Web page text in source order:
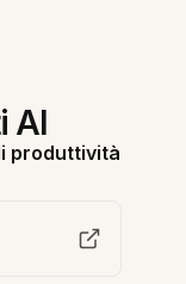
AI
produttività